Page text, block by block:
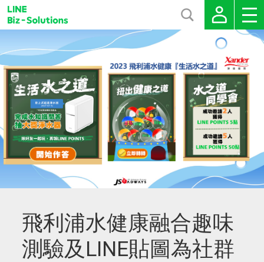
飛利浦水健康融合趣味
測驗及LINE貼圖為社群